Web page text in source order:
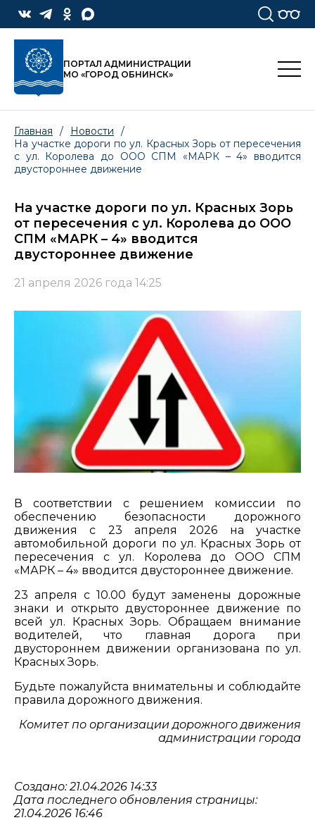
ПОРТАЛ АДМИНИСТРАЦИИ
МО «ГОРОД ОБНИНСК»
Главная / Новости
/
На участке дороги по ул. Красных Зорь от пересечения
с ул. Королева до ООО СПМ «МАРК – 4» вводится
двустороннее движение
На участке дороги по ул. Красных Зорь
от пересечения с ул. Королева до ООО
СПМ «МАРК – 4» вводится
двустороннее движение
21 апреля 2026 года 14:25
В соответствии с решением комиссии по
обеспечению безопасности дорожного
движения с 23 апреля 2026 на участке
автомобильной дороги по ул. Красных Зорь от
пересечения с ул. Королева до ООО СПМ
«МАРК – 4» вводится двустороннее движение.
23 апреля с 10.00 будут заменены дорожные
знаки и открыто двустороннее движение по
всей ул. Красных Зорь. Обращаем внимание
водителей, что главная дорога при
двустороннем движении организована по ул.
Красных Зорь.
Будьте пожалуйста внимательны и соблюдайте
правила дорожного движения.
Комитет по организации дорожного движения
администрации города
Создано: 21.04.2026 14:33
Дата последнего обновления страницы:
21.04.2026 16:46